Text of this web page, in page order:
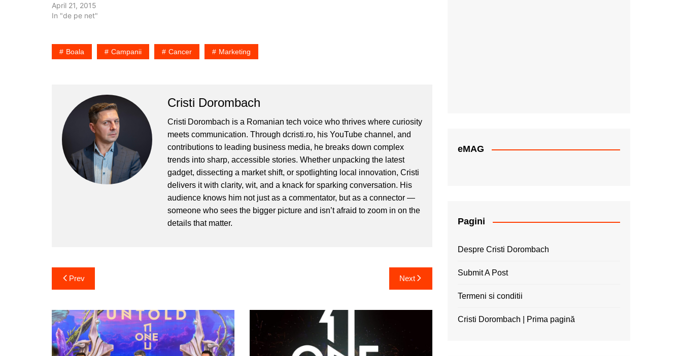
April 21, 2015
In "de pe net"
Boala Campanii Cancer Marketing
Cristi Dorombach
Cristi Dorombach is a Romanian tech voice who thrives where curiosity
meets communication. Through dcristi.ro, his YouTube channel, and
contributions to leading business media, he breaks down complex
trends into sharp, accessible stories. Whether unpacking the latest
gadget, dissecting a market shift, or spotlighting local innovation, Cristi
delivers it with clarity, wit, and a knack for sparking conversation. His
audience knows him not just as a commentator, but as a connector —
someone who sees the bigger picture and isn’t afraid to zoom in on the
details that matter.
Post
navigation
Prev Next
eMAG
Pagini
Despre Cristi Dorombach
Submit A Post
Termeni si conditii
Cristi Dorombach | Prima pagină